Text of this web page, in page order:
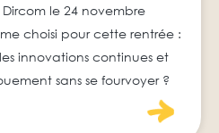
le 24 novembre
choisi pour cette rentrée :
innovations continues et
sans se fourvoyer ?